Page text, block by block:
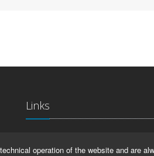
Links
operation of the website and are